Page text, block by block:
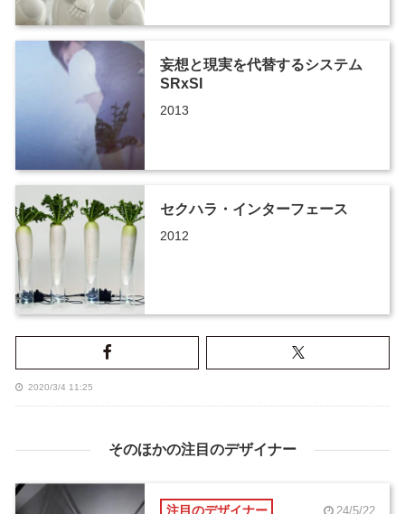
妄想と現実を代替するシステム
SRxSI
2013
セクハラ・インターフェース
2012
2020/3/4 11:25
そのほかの注目のデザイナー
注目のデザイナー 24/5/22